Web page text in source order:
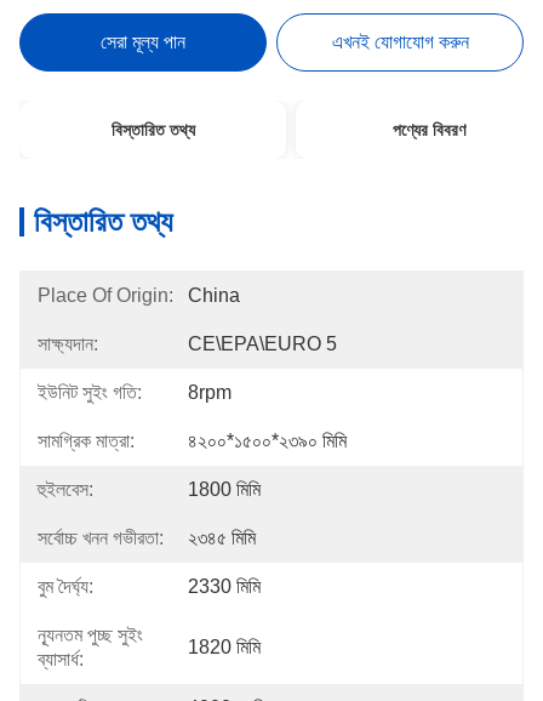
সেরা মূল্য পান এখনই যোগাযোগ করুন
বিস্তারিত তথ্য পণ্যের বিবরণ
বিস্তারিত তথ্য
Place Of Origin: China
সাক্ষ্যদান: CE\EPA\EURO 5
ইউনিট সুইং গতি: 8rpm
সামগ্রিক মাত্রা: ৪২০০*১৫০০*২৩৯০ মিমি
হুইলবেস: 1800 মিমি
সর্বোচ্চ খনন গভীরতা: ২৩৪৫ মিমি
বুম দৈর্ঘ্য: 2330 মিমি
ন্যূনতম পুচ্ছ সুইং
ব্যাসার্ধ:
1820 মিমি